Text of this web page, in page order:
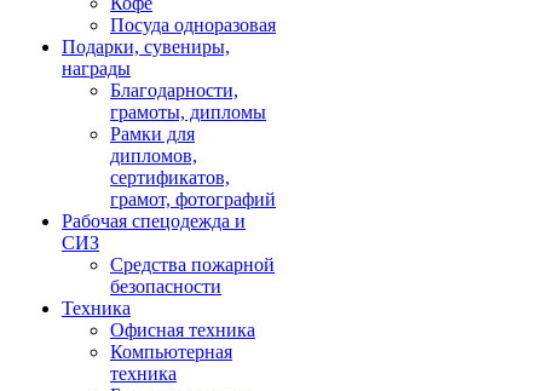
Посуда одноразовая
Подарки, сувениры,
награды
Благодарности,
грамоты, дипломы
Рамки для
дипломов,
сертификатов,
грамот, фотографий
Рабочая спецодежда и
СИЗ
Средства пожарной
безопасности
Техника
Офисная техника
Компьютерная
техника